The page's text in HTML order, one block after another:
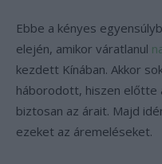
Ebbe a kényes
elején, amikor váratlanul
kezdett Kínában. Akkor
háborodott, hiszen előtte
biztosan az árait. Majd
ezeket az áremeléseket.